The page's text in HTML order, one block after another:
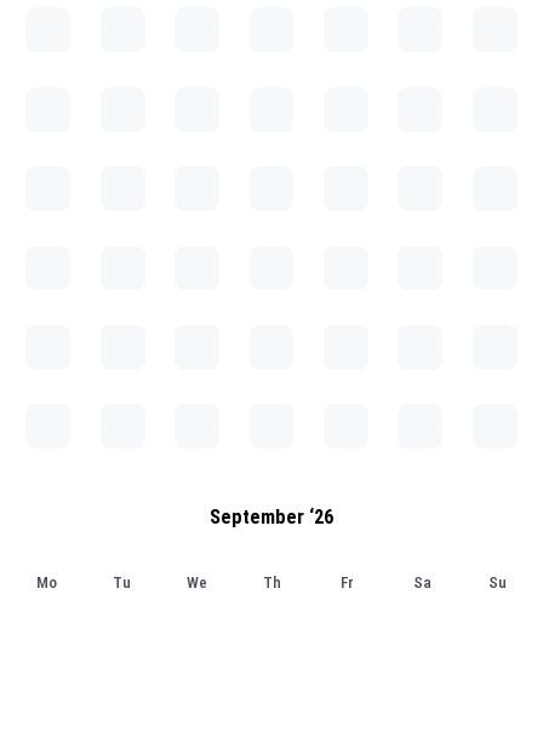
September ‘26
Mo Tu We Th Fr Sa Su